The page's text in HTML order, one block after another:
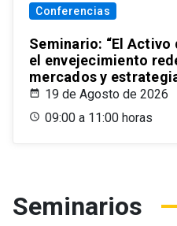
Conferencias
Seminario: “El Activo
el envejecimiento
mercados y
19 de Agosto de 2026
09:00 a 11:00 horas
Seminarios